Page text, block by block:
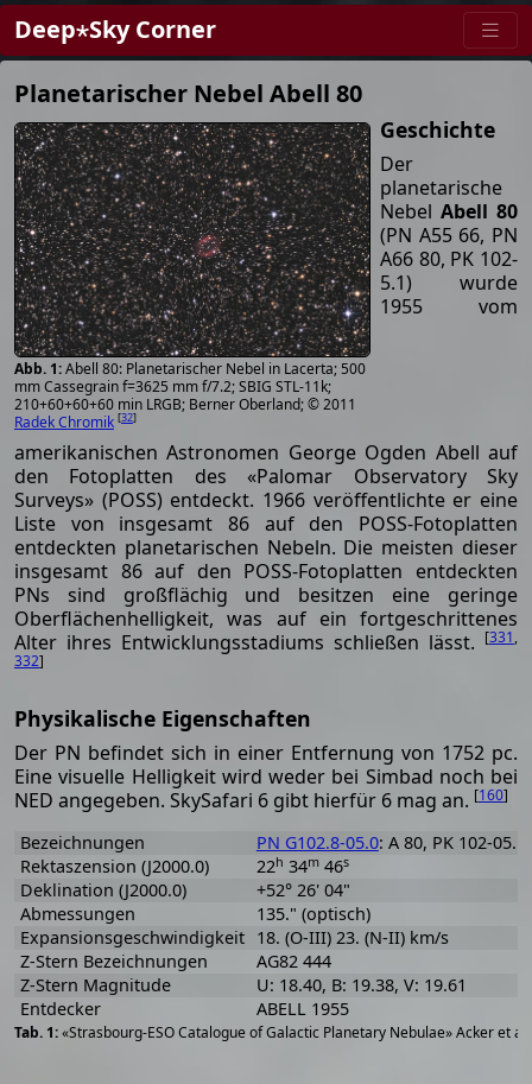
Deep⋆Sky Corner
Planetarischer Nebel Abell 80
Abell 80: Planetarischer Nebel in Lacerta; 500
mm Cassegrain f=3625 mm f/7.2; SBIG STL-11k;
210+60+60+60 min LRGB; Berner Oberland; © 2011
Radek Chromik [32]
Geschichte
Der
planetarische
Nebel Abell 80
(PN A55 66, PN
A66 80, PK 102-
5.1) wurde
1955 vom
amerikanischen Astronomen George Ogden Abell auf
den Fotoplatten des «Palomar Observatory Sky
Surveys» (POSS) entdeckt. 1966 veröffentlichte er eine
Liste von insgesamt 86 auf den POSS-Fotoplatten
entdeckten planetarischen Nebeln. Die meisten dieser
insgesamt 86 auf den POSS-Fotoplatten entdeckten
PNs sind großflächig und besitzen eine geringe
Oberflächenhelligkeit, was auf ein fortgeschrittenes
Alter ihres Entwicklungsstadiums schließen lässt. [331,
332]
Physikalische Eigenschaften
Der PN befindet sich in einer Entfernung von 1752 pc.
Eine visuelle Helligkeit wird weder bei Simbad noch bei
NED angegeben. SkySafari 6 gibt hierfür 6 mag an. [160]
«Strasbourg-ESO Catalogue of Galactic Planetary Nebulae» Acker et
Bezeichnungen PN G102.8-05.0: A 80, PK 102-
Rektaszension (J2000.0)
22h 34m46s
Deklination (J2000.0)
+52° 26' 04"
Abmessungen
135." (optisch)
Expansionsgeschwindigkeit 18. (O-III) 23. (N-II) km/s
Z-Stern Bezeichnungen
AG82 444
Z-Stern Magnitude
U: 18.40, B: 19.38, V: 19.61
Entdecker
ABELL 1955